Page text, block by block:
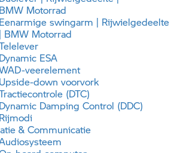
BMW Motorrad
Eenarmige swingarm | Rijwielgedeelte
| BMW Motorrad
Dynamic ESA
veerelement
Upside-down voorvork
(DTC)
Dynamic Damping Control (DDC)
Rijmodi
& Communicatie